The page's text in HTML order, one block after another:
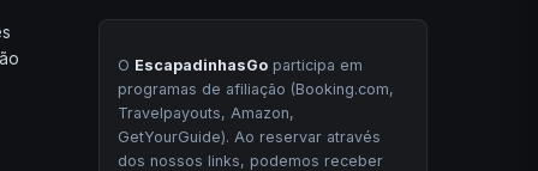
O EscapadinhasGoparticipa em
programas de afiliação (Booking.com,
Travelpayouts, Amazon,
GetYourGuide). Ao reservar através
dos nossos links, podemos receber